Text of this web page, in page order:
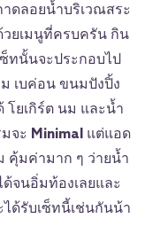
าดลอยน้ำบริเวณสระ
ยเมนูที่ครบครัน กิน
ทนั้นจะประกอบไป
เบค่อน ขนมปังปิ้ง
ยเกิร์ต นม และน้ำ
จะ Minimal แต่แอด
คุ้มค่ามาก ๆ ว่ายน้ำ
จนอิ่มท้องเลยและ
ได้รับเซ็ทนี้เช่นกันน้า